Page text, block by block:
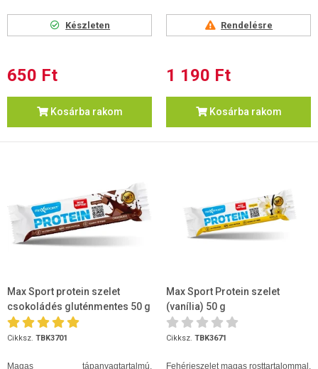
Készleten
650 Ft
Kosárba rakom
Rendelésre
1 190 Ft
Kosárba rakom
Max Sport protein szelet
csokoládés gluténmentes 50 g
Cikksz. TBK3701
Magas tápanyagtartalmú,
Max Sport Protein szelet
(vanília) 50 g
Cikksz. TBK3671
Fehérjeszelet magas rosttartalommal,